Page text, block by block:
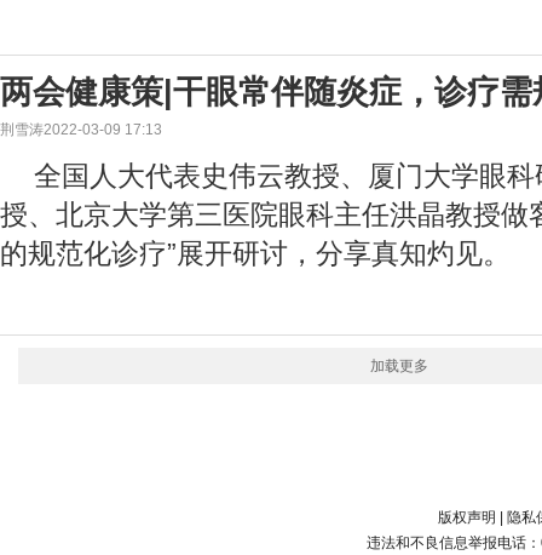
两会健康策|干眼常伴随炎症，诊疗需
荆雪涛2022-03-09 17:13
全国人大代表史伟云教授、厦门大学眼
授、北京大学第三医院眼科主任洪晶教授做
的规范化诊疗”展开研讨，分享真知灼见。
加载更多
版权声明
隐私
违法和不良信息举报电话